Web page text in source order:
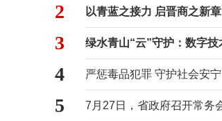
2 以青蓝之接力 启晋商之新章
3
4 严惩毒品犯罪 守护社会安宁
5